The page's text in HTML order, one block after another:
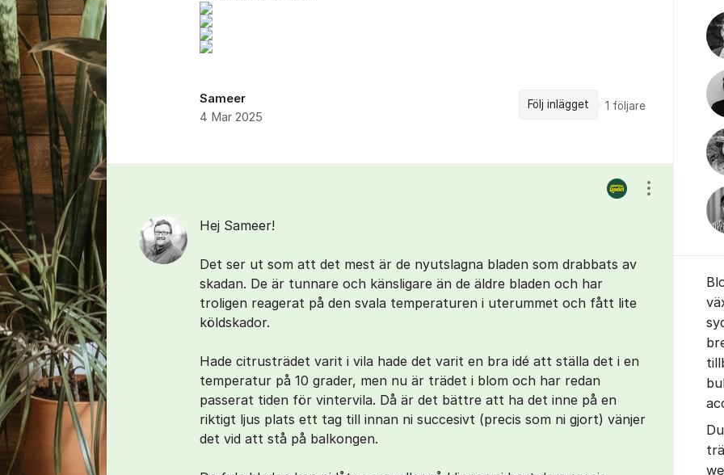
Sameer
4 Mar 2025
Följ inlägget 1 följare
Hej Sameer!
Det ser ut som att det mest är de nyutslagna bladen som drabbats av
skadan. De är tunnare och känsligare än de äldre bladen och har
troligen reagerat på den svala temperaturen i uterummet och fått lite
köldskador.
Hade citrusträdet varit i vila hade det varit en bra idé att ställa det i en
temperatur på 10 grader, men nu är trädet i blom och har redan
passerat tiden för vintervila. Då är det bättre att ha det inne på en
riktigt ljus plats ett tag till innan ni succesivt (precis som ni gjort) vänjer
det vid att stå på balkongen.
Visa/dölj